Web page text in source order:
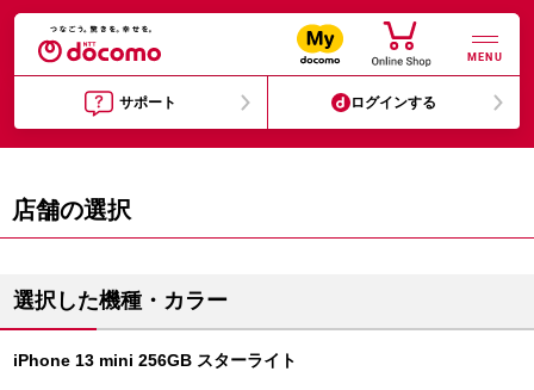
MENU
サポート ログインする
店舗の選択
選択した機種・カラー
iPhone 13 mini 256GB スターライト